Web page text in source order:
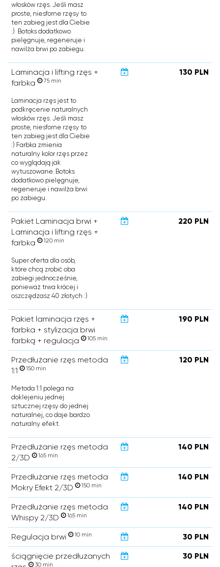
włosków rzęs. Jeśli masz
proste, niesforne rzęsy to
ten zabieg jest dla Ciebie
:) Botoks dodatkowo
pielęgnuje, regeneruje i
nawilża brwi po zabiegu.
Laminacja i lifting rzęs +
farbka
75 min
130 PLN
Laminacja rzęs jest to
podkręcenie naturalnych
włosków rzęs. Jeśli masz
proste, niesforne rzęsy to
ten zabieg jest dla Ciebie
:) Farbka zmienia
naturalny kolor rzęs przez
co wyglądają jak
wytuszowane. Botoks
dodatkowo pielęgnuje,
regeneruje i nawilża brwi
po zabiegu.
Pakiet Laminacja brwi +
Laminacja i lifting rzęs +
farbka
120 min
220 PLN
Super oferta dla osób,
które chcą zrobić oba
zabiegi jednocześnie,
ponieważ trwa krócej i
oszczędzasz 40 złotych :)
Pakiet laminacja rzęs +
farbka + stylizacja brwi
farbką + regulacja
105 min
190 PLN
Przedłużanie rzęs metoda
1:1
150 min
120 PLN
Metoda 1:1 polega na
doklejeniu jednej
sztucznej rzęsy do jednej
naturalnej, co daje bardzo
naturalny efekt.
Przedłużanie rzęs metoda
2/3D
165 min
140 PLN
Przedłużanie rzęs metoda
Mokry Efekt 2/3D
150 min
140 PLN
Przedłużanie rzęs metoda
Whispy 2/3D
165 min
140 PLN
Regulacja brwi 10 min 30 PLN
ściągnięcie przedłużanych
30 min
30 PLN